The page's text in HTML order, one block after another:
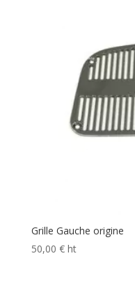
Grille Gauche origine
50,00 € ht